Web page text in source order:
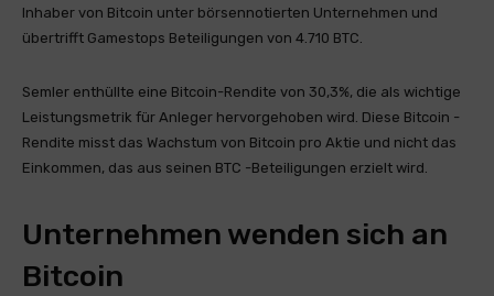
Inhaber von Bitcoin unter börsennotierten Unternehmen und
übertrifft Gamestops Beteiligungen von 4.710 BTC.
Semler enthüllte eine Bitcoin-Rendite von 30,3%, die als wichtige
Leistungsmetrik für Anleger hervorgehoben wird. Diese Bitcoin -
Rendite misst das Wachstum von Bitcoin pro Aktie und nicht das
Einkommen, das aus seinen BTC -Beteiligungen erzielt wird.
Unternehmen wenden sich an
Bitcoin